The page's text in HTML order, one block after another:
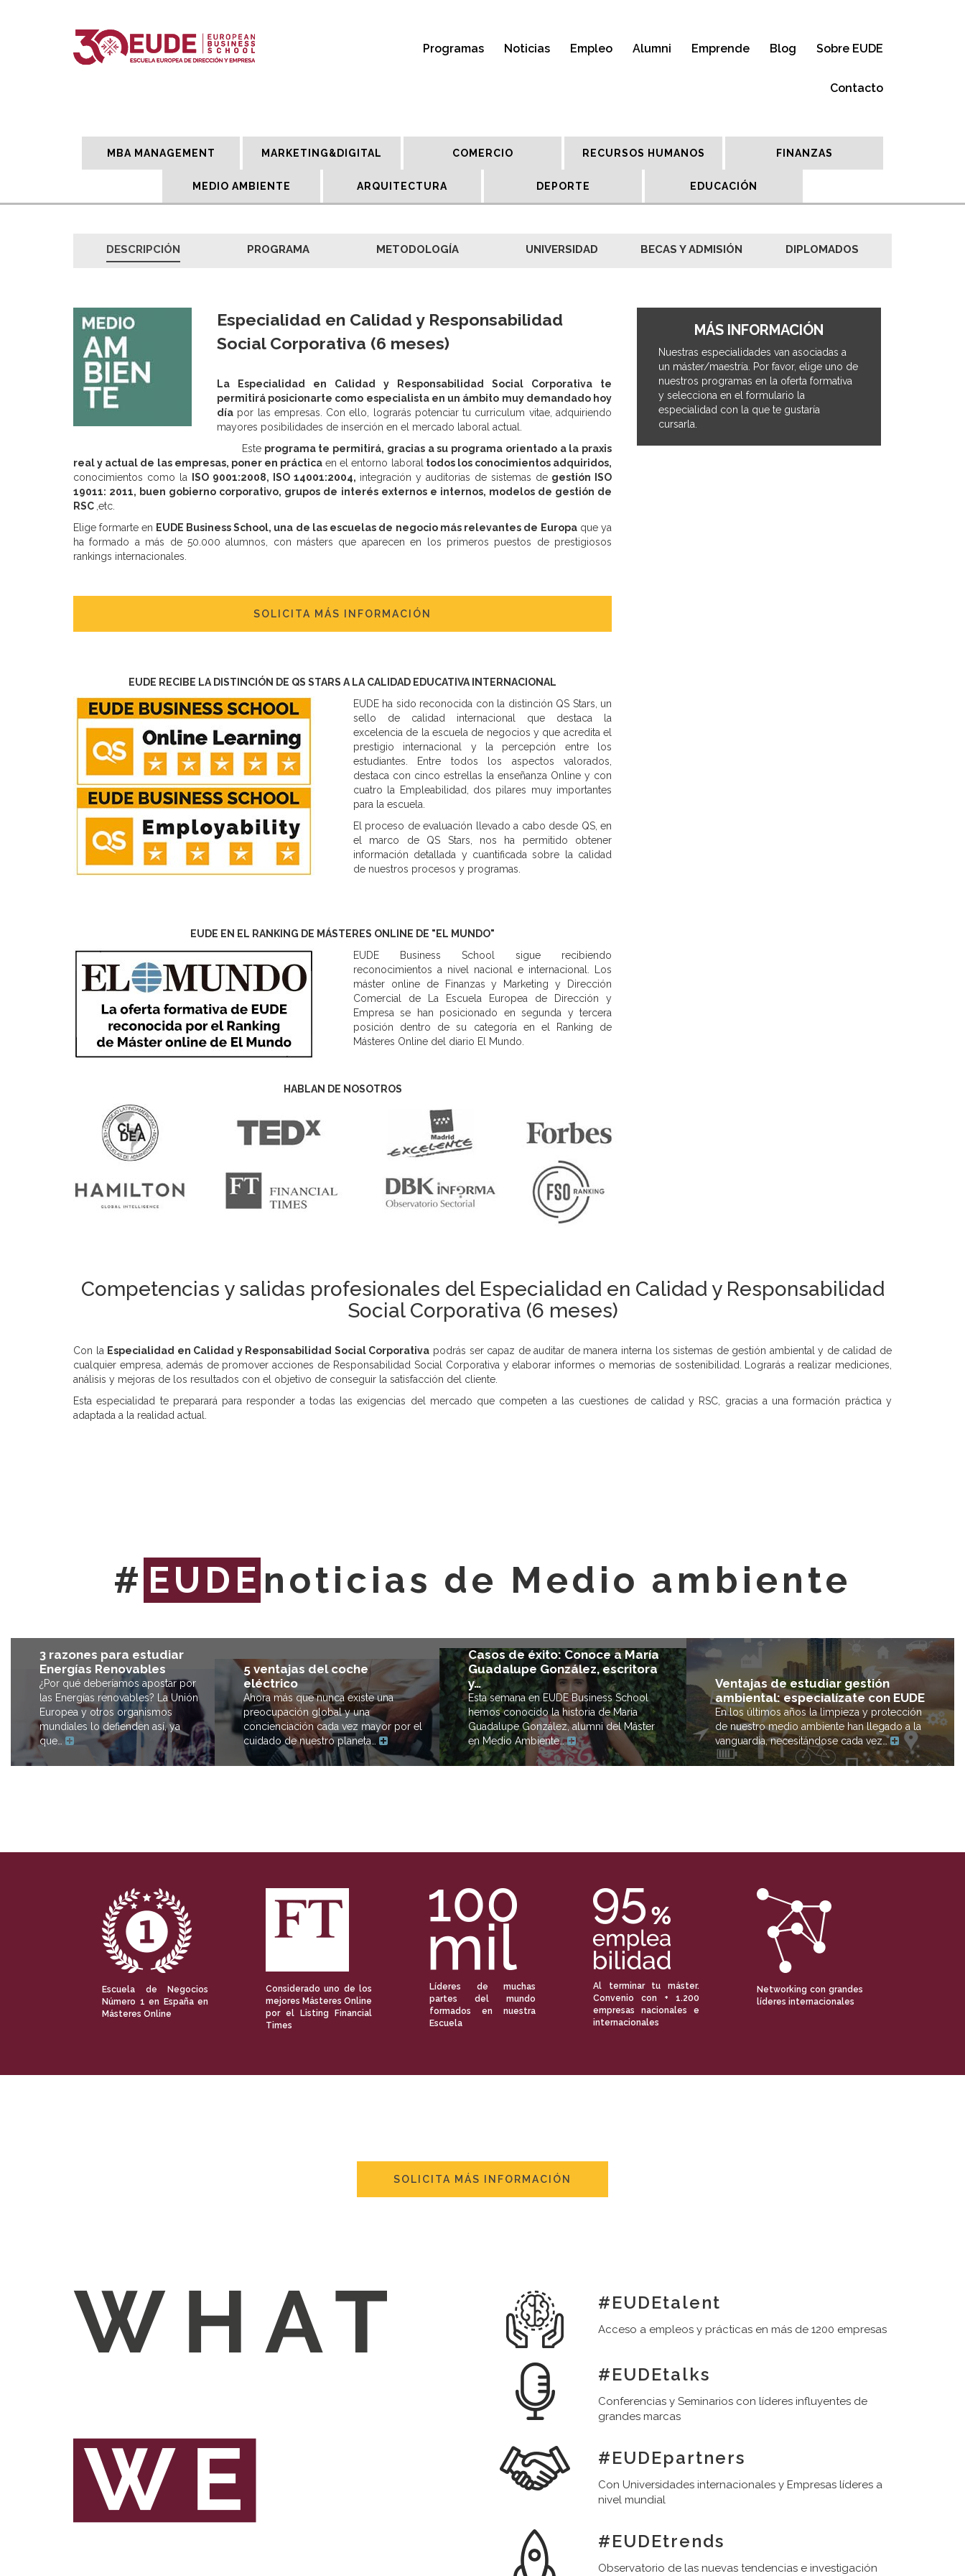
Programas Noticias Empleo Alumni Emprende Blog Sobre EUDE
Contacto
MBA MANAGEMENT MARKETING&DIGITAL COMERCIO RECURSOS HUMANOS FINANZAS
MEDIO AMBIENTE ARQUITECTURA DEPORTE EDUCACIÓN
DESCRIPCIÓN PROGRAMA METODOLOGÍA UNIVERSIDAD BECAS Y ADMISIÓN DIPLOMADOS
Especialidad en Calidad y Responsabilidad
Social Corporativa (6 meses)
La Especialidad en Calidad y Responsabilidad Social Corporativa te
permitirá posicionarte como especialista en un ámbito muy demandado hoy
día por las empresas. Con ello, lograrás potenciar tu curriculum vitae, adquiriendo
mayores posibilidades de inserción en el mercado laboral actual.
Este programa te permitirá, gracias a su programa orientado a la praxis
real y actual de las empresas, poner en práctica en el entorno laboral todos los conocimientos adquiridos,
conocimientos como la
ISO 9001:2008, ISO 14001:2004, integración y auditorias de sistemas de gestión ISO
19011: 2011, buen gobierno corporativo, grupos de interés externos e internos, modelos de gestión de
RSC ,etc.
Elige formarte en EUDE Business School, una de las escuelas de negocio más relevantes de Europaque ya
ha formado a más de 50.000 alumnos, con másters que aparecen en los primeros puestos de prestigiosos
rankings internacionales.
SOLICITA MÁS INFORMACIÓN
EUDE RECIBE LA DISTINCIÓN DE QS STARS A LA CALIDAD EDUCATIVA INTERNACIONAL
EUDE ha sido reconocida con la distinción QS Stars, un
sello de calidad internacional que destaca la
excelencia de la escuela de negocios y que acredita el
prestigio internacional y la percepción entre los
estudiantes. Entre todos los aspectos valorados,
destaca con cinco estrellas la enseñanza Online y con
cuatro la Empleabilidad, dos pilares muy importantes
para la escuela.
El proceso de evaluación llevado a cabo desde QS, en
el marco de QS Stars, nos ha permitido obtener
información detallada y cuantificada sobre la calidad
de nuestros procesos y programas.
EUDE EN EL RANKING DE MÁSTERES ONLINE DE "EL MUNDO"
EUDE Business School sigue recibiendo
reconocimientos a nivel nacional e internacional. Los
máster online de Finanzas y Marketing y Dirección
Comercial de La Escuela Europea de Dirección y
Empresa se han posicionado en segunda y tercera
posición dentro de su categoría en el Ranking de
Másteres Online del diario El Mundo.
HABLAN DE NOSOTROS
MÁS INFORMACIÓN
Nuestras especialidades van asociadas a
un máster/maestría. Por favor, elige uno de
nuestros programas en la oferta formativa
y selecciona en el formulario la
especialidad con la que te gustaría
cursarla.
Competencias y salidas profesionales del Especialidad en Calidad y Responsabilidad
Social Corporativa (6 meses)
Con la Especialidad en Calidad y Responsabilidad Social Corporativa podrás ser capaz de auditar de manera interna los sistemas de gestión ambiental y de calidad de
cualquier empresa, además de promover acciones de Responsabilidad Social Corporativa y elaborar informes o memorias de sostenibilidad. Lograrás a realizar mediciones,
análisis y mejoras de los resultados con el objetivo de conseguir la satisfacción del cliente.
Esta especialidad te preparará para responder a todas las exigencias del mercado que competen a las cuestiones de calidad y RSC, gracias a una formación práctica y
adaptada a la realidad actual.
# EUDE noticias de Medio ambiente
3 razones para estudiar
Energías Renovables
¿Por qué deberíamos apostar por
las Energías renovables? La Unión
Europea y otros organismos
mundiales lo defienden así, ya
que…
5 ventajas del coche
eléctrico
Ahora más que nunca existe una
preocupación global y una
concienciación cada vez mayor por el
cuidado de nuestro planeta…
Casos de éxito: Conoce a María
Guadalupe González, escritora
y…
Esta semana en EUDE Business School
hemos conocido la historia de María
Guadalupe González, alumni del Máster
en Medio Ambiente…
Ventajas de estudiar gestión
ambiental: especialízate con EUDE
En los últimos años la limpieza y protección
de nuestro medio ambiente han llegado a la
vanguardia, necesitándose cada vez…
Escuela de Negocios
Número 1 en España en
Másteres Online
Considerado uno de los
mejores Másteres Online
por el Listing Financial
Times
Líderes de muchas
partes del mundo
formados en nuestra
Escuela
Al terminar tu máster.
Convenio con + 1.200
empresas nacionales e
internacionales
Networking con grandes
líderes internacionales
SOLICITA MÁS INFORMACIÓN
#EUDEtalent
Acceso a empleos y prácticas en más de 1200 empresas
#EUDEtalks
Conferencias y Seminarios con líderes influyentes de
grandes marcas
#EUDEpartners
Con Universidades internacionales y Empresas líderes a
nivel mundial
#EUDEtrends
Observatorio de las nuevas tendencias e investigación